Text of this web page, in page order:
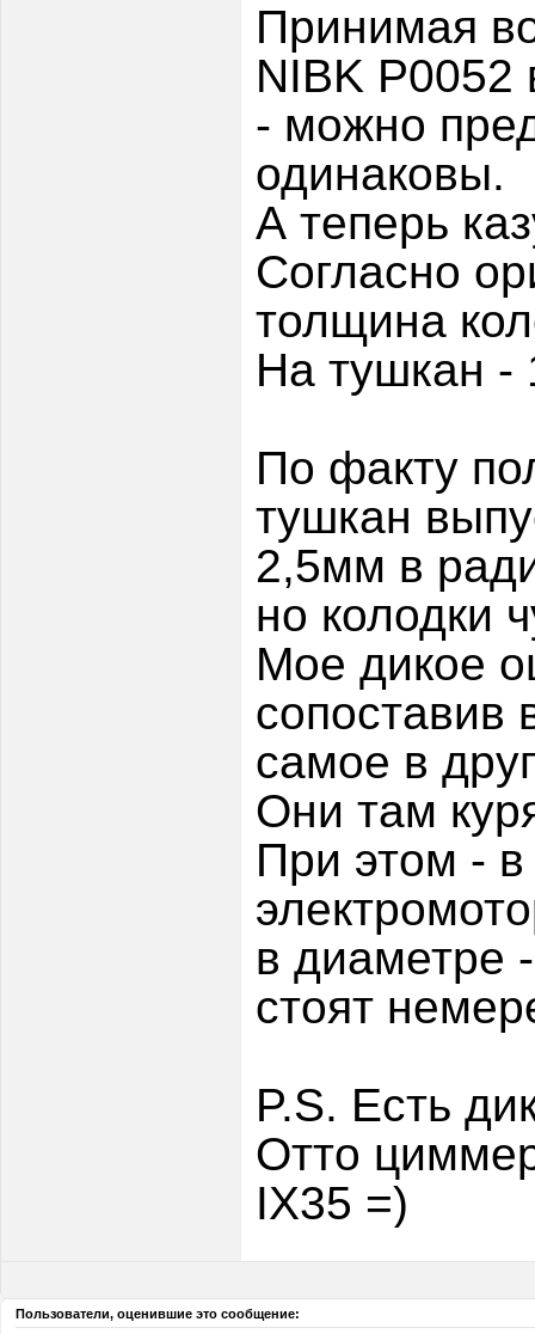
Принимая
NIBK P0052
- можно
одинаковы.
А теперь
Согласно
толщина
На тушкан -
По факту
тушкан
2,5мм в
но колодки
Мое дикое
сопоставив
самое в
Они там
При этом -
в диаметре
стоят
P.S. Есть
Отто
IX35 =)
Пользователи, оценившие это сообщение: